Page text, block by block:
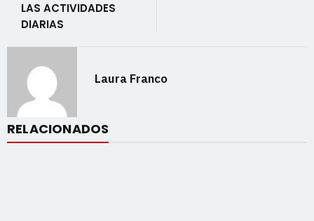
LAS ACTIVIDADES
DIARIAS
Laura Franco
RELACIONADOS